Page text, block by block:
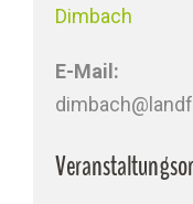
Dimbach
E-Mail: